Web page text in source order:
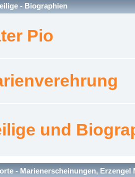
- Biographien
Pio
und
- Marienerscheinungen, Erzengel